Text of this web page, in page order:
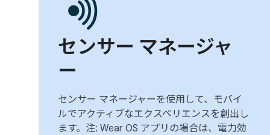
センサー マネージャ
ー
センサー マネージャーを使用して、モバイ
ルでアクティブなエクスペリエンスを創出し
ます。注: Wear OS アプリの場合は、電力効